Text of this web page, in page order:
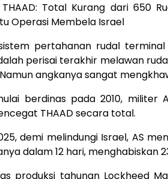
THAAD: Total Kurang dari 650
Operasi Membela Israel
pertahanan rudal
perisai terakhir melawan
angkanya sangat
berdinas pada 2010, militer
THAAD secara total.
demi melindungi Israel, AS
dalam 12 hari, menghabiskan
produksi tahunan Lockheed